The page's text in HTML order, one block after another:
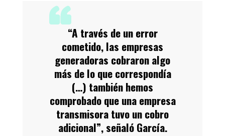
“A través de un error
cometido, las empresas
generadoras cobraron algo
más de lo que correspondía
(…) también hemos
comprobado que una empresa
transmisora tuvo un cobro
adicional”, señaló García.